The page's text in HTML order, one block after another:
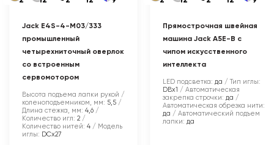
Jack E4S-4-M03/333
промышленный
четырехниточный оверлок
со встроенным
сервомотором
Высота подъема лапки рукой /
коленоподъемником, мм: 5,5
Длина стежка, мм: 4,6
Количество игл: 2
Количество нитей: 4
Модель
иглы: DCx27
Прямострочная швейная
машина Jack A5E-B с
чипом искусственного
интеллекта
LED подсветка: да
Тип иглы:
DBx1
Автоматическая
закрепка строчки: да
Автоматическая обрезка нити:
да
Автоматический подъем
лапки: да